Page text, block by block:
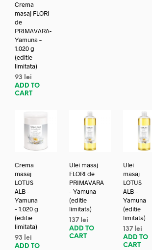
Crema
masaj FLORI
de
PRIMAVARA-
Yamuna –
1.020 g
(editie
limitata)
93
lei
ADD TO
CART
Crema
masaj
LOTUS
ALB –
Yamuna
– 1.020 g
(editie
limitata)
93
lei
ADD TO
Ulei masaj
FLORI de
PRIMAVARA
– Yamuna
(editie
limitata)
137 lei
ADD TO
CART
Ulei
masaj
LOTUS
ALB –
Yamuna
(editie
limitata)
137 lei
ADD TO
CART